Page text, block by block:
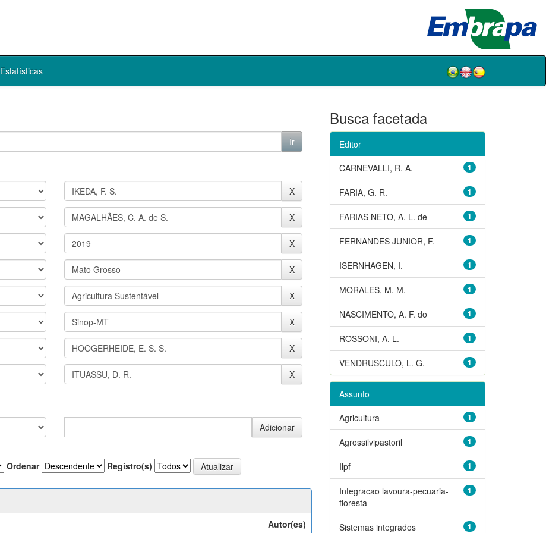
Estatísticas
Ordenar Registro(s)
Autor(es)
Busca facetada
Editor
1
CARNEVALLI, R. A.
1
FARIA, G. R.
1
FARIAS NETO, A. L. de
1
FERNANDES JUNIOR, F.
1
ISERNHAGEN, I.
1
MORALES, M. M.
1
NASCIMENTO, A. F. do
1
ROSSONI, A. L.
1
VENDRUSCULO, L. G.
Assunto
1
Agricultura
1
Agrossilvipastoril
1
Ilpf
1
Integracao lavoura-pecuaria-
floresta
1
Sistemas integrados